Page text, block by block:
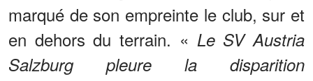
marqué de son empreinte le club, sur et
en dehors du terrain. « Le SV Austria
Salzburg pleure la disparition